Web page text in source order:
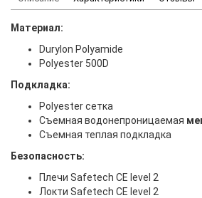
Материал:
Durylon Polyamide
Polyester 500D
Подкладка:
Polyester сетка
Съемная водонепроницаемая
Съемная теплая подкладка
Безопасность:
Плечи Safetech CE level 2
Локти Safetech CE level 2